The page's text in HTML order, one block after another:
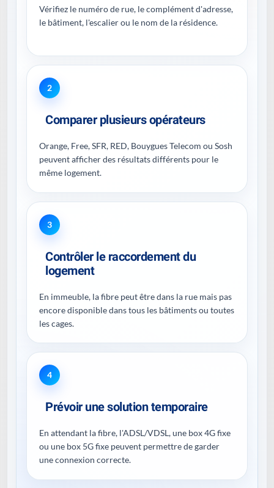
Vérifiez le numéro de rue, le complément d'adresse,
le bâtiment, l'escalier ou le nom de la résidence.
2
Comparer plusieurs opérateurs
Orange, Free, SFR, RED, Bouygues Telecom ou Sosh
peuvent afficher des résultats différents pour le
même logement.
3
Contrôler le raccordement du
logement
En immeuble, la fibre peut être dans la rue mais pas
encore disponible dans tous les bâtiments ou toutes
les cages.
4
Prévoir une solution temporaire
En attendant la fibre, l'ADSL/VDSL, une box 4G fixe
ou une box 5G fixe peuvent permettre de garder
une connexion correcte.